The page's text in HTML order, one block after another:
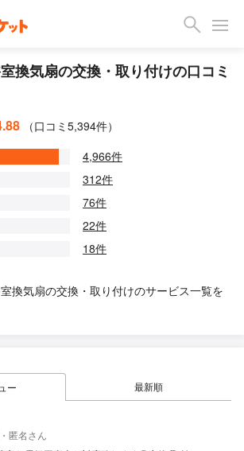
換気扇の交換・取り付けの口コミ
（口コミ5,394件）
4,966件
312件
76件
22件
18件
換気扇の交換・取り付けのサービス一覧を
ー 最新順
匿名さん